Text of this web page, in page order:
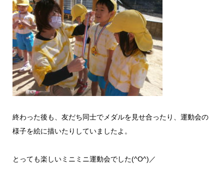
終わった後も、友だち同士でメダルを見せ合ったり、運動会の
様子を絵に描いたりしていましたよ。
とっても楽しいミニミニ運動会でした(^O^)／